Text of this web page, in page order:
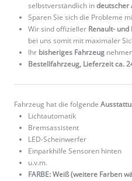
selbstverständlich indeutscher
Sparen Sie sich die Probleme
Wir sind offizieller Renault-
bei uns somit mit maximaler
Ihr bisheriges Fahrzeug
Bestellfahrzeug, Lieferzeit ca.
Fahrzeug hat die folgende
Lichtautomatik
Bremsassistent
LED-Scheinwerfer
Einparkhilfe Sensoren hinten
u.v.m.
FARBE: Weiß (weitere Farben